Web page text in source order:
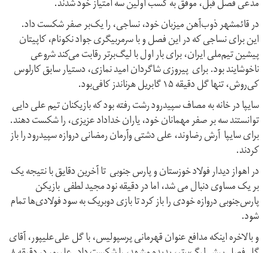
مدعی فصل قبل، موفق به کسب اولین سه امتیاز خود شدند.
در قائمشهر ذوب‌آهن میزبان خود، نساجی، را یک‌بر صفر شکست داد.
این برای نساجی که در این فصل و با سرمربیگری جواد نکونام، کاپیتان
پیشین تیم‌ملی ایران، برای بار اول با لیگ‌برتر رقابت می‌کند شروعی
ناخوشایند بود. برای پیروزی شاگردان امید نمازی، دستیار سابق کارلوس
کی‌روش، تنها گل دقیقه ۱۵ گابریل هرناندز کافی‌بود.
سایپا در خانه به مصاف سپیدرود رشت رفته بود که بازیکنان تیم علی دایی
توانستند سه بر صفر مهمانان خود، یاران خداداد عزیزی، را شکست دهند.
برای سایپا آرش رضاوند، علی دشتی وآرمان رمضانی دروازه سپید‌رود را باز
کردند.
در اهواز دیدار فولاد خوزستان و پارس جنوبی تا آخرین دقایق با نتیجه یک
بر یک مساوی دنبال می شد، اما در دقیقه نود مجید لطفی بازیکن
پارس‌جنوبی دروازه خودی را باز کرد تا بازی دو‌بر‌یک به سود فولادی‌ها تمام
شود.
و بالاخره اینکه مدافع عنوان قهرمانی پرسپولیس، با گل علی‌علیپور، آقای